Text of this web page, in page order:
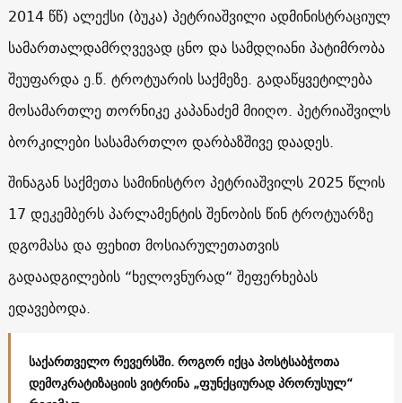
2014 წწ) ალექსი (ბუკა) პეტრიაშვილი ადმინისტრაციულ
სამართალდამრღვევად ცნო და სამდღიანი პატიმრობა
შეუფარდა ე.წ. ტროტუარის საქმეზე. გადაწყვეტილება
მოსამართლე თორნიკე კაპანაძემ მიიღო. პეტრიაშვილს
ბორკილები სასამართლო დარბაზშივე დაადეს.
შინაგან საქმეთა სამინისტრო პეტრიაშვილს 2025 წლის
17 დეკემბერს პარლამენტის შენობის წინ ტროტუარზე
დგომასა და ფეხით მოსიარულეთათვის
გადაადგილების “ხელოვნურად“ შეფერხებას
ედავებოდა.
საქართველო რევერსში. როგორ იქცა პოსტსაბჭოთა
დემოკრატიზაციის ვიტრინა „ფუნქციურად პრორუსულ“